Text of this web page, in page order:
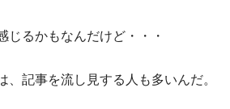
じるかもなんだけど・・・
、記事を流し見する人も多いんだ。